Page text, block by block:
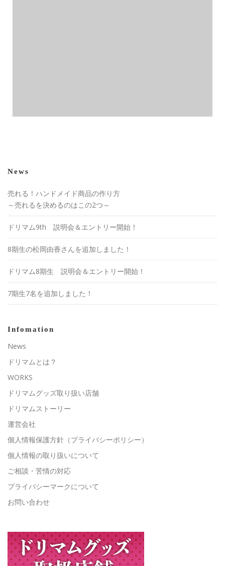
News
売れる！ハンドメイド商品の作り方
～売れるを決めるのはこの2つ～
ドリマム9th 説明会＆エントリー開始！
8期生の松岡由香さんを追加しました！
ドリマム8期生 説明会＆エントリー開始！
7期生7名を追加しました！
Infomation
News
ドリマムとは？
WORKS
ドリマムグッズ取り扱い店舗
ドリマムストーリー
運営会社
個人情報保護方針（プライバシーポリシー）
個人情報の取り扱いについて
ご相談・苦情の対応
プライバシーマークについて
お問い合わせ